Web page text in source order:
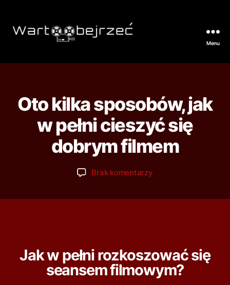
Menu
Oto kilka sposobów, jak
w pełni cieszyć się
dobrym filmem
Brak komentarzy
Jak w pełni rozkoszować się
seansem filmowym?